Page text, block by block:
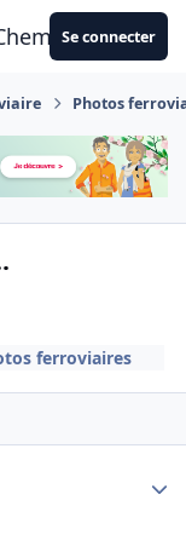
Se connecter
Photos
ferroviaires